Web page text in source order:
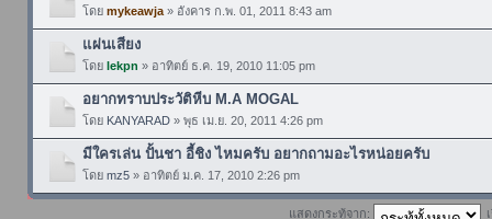
โดย mykeawja» อังคาร ก.พ. 01, 2011 8:43 am
แผ่นเสียง
โดย lekpn » อาทิตย์ ธ.ค. 19, 2010 11:05 pm
อยากทราบประวัติหีบ M.A MOGAL
โดย KANYARAD» พุธ เม.ย. 20, 2011 4:26 pm
มีใครเล่น ปั้นชา อี้ชิง ไหมครับ อยากถามอะไรหน่อยครับ
โดย mz5» อาทิตย์ ม.ค. 17, 2010 2:26 pm
แสดงกระทู้จาก: